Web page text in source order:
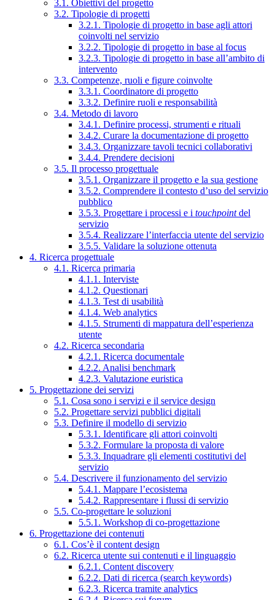
3.1. Obiettivi del progetto
3.2. Tipologie di progetti
3.2.1. Tipologie di progetto in base agli attori
coinvolti nel servizio
3.2.2. Tipologie di progetto in base al focus
3.2.3. Tipologie di progetto in base all’ambito di
intervento
3.3. Competenze, ruoli e figure coinvolte
3.3.1. Coordinatore di progetto
3.3.2. Definire ruoli e responsabilità
3.4. Metodo di lavoro
3.4.1. Definire processi, strumenti e rituali
3.4.2. Curare la documentazione di progetto
3.4.3. Organizzare tavoli tecnici collaborativi
3.4.4. Prendere decisioni
3.5. Il processo progettuale
3.5.1. Organizzare il progetto e la sua gestione
3.5.2. Comprendere il contesto d’uso del servizio
pubblico
3.5.3. Progettare i processi e i touchpointdel
servizio
3.5.4. Realizzare l’interfaccia utente del servizio
3.5.5. Validare la soluzione ottenuta
4. Ricerca progettuale
4.1. Ricerca primaria
4.1.1. Interviste
4.1.2. Questionari
4.1.3. Test di usabilità
4.1.4. Web analytics
4.1.5. Strumenti di mappatura dell’esperienza
utente
4.2. Ricerca secondaria
4.2.1. Ricerca documentale
4.2.2. Analisi benchmark
4.2.3. Valutazione euristica
5. Progettazione dei servizi
5.1. Cosa sono i servizi e il service design
5.2. Progettare servizi pubblici digitali
5.3. Definire il modello di servizio
5.3.1. Identificare gli attori coinvolti
5.3.2. Formulare la proposta di valore
5.3.3. Inquadrare gli elementi costitutivi del
servizio
5.4. Descrivere il funzionamento del servizio
5.4.1. Mappare l’ecosistema
5.4.2. Rappresentare i flussi di servizio
5.5. Co-progettare le soluzioni
5.5.1. Workshop di co-progettazione
6. Progettazione dei contenuti
6.1. Cos’è il content design
6.2. Ricerca utente sui contenuti e il linguaggio
6.2.1. Content discovery
6.2.2. Dati di ricerca (search keywords)
6.2.3. Ricerca tramite analytics